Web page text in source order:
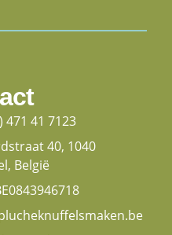
471 41 7123
40, 1040
België